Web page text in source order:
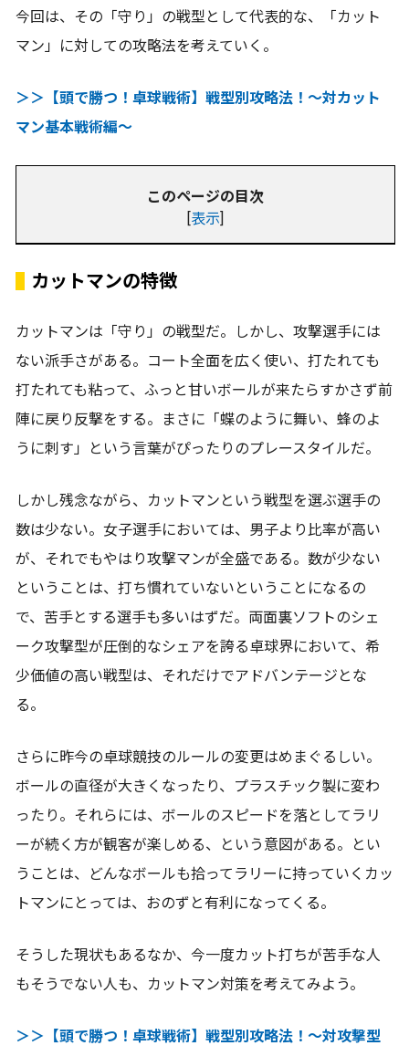
今回は、その「守り」の戦型として代表的な、「カット
マン」に対しての攻略法を考えていく。
＞＞【頭で勝つ！卓球戦術】戦型別攻略法！～対カット
マン基本戦術編～
このページの目次
[表示]
カットマンの特徴
カットマンは「守り」の戦型だ。しかし、攻撃選手には
ない派手さがある。コート全面を広く使い、打たれても
打たれても粘って、ふっと甘いボールが来たらすかさず前
陣に戻り反撃をする。まさに「蝶のように舞い、蜂のよ
うに刺す」という言葉がぴったりのプレースタイルだ。
しかし残念ながら、カットマンという戦型を選ぶ選手の
数は少ない。女子選手においては、男子より比率が高い
が、それでもやはり攻撃マンが全盛である。数が少ない
ということは、打ち慣れていないということになるの
で、苦手とする選手も多いはずだ。両面裏ソフトのシェ
ーク攻撃型が圧倒的なシェアを誇る卓球界において、希
少価値の高い戦型は、それだけでアドバンテージとな
る。
さらに昨今の卓球競技のルールの変更はめまぐるしい。
ボールの直径が大きくなったり、プラスチック製に変わ
ったり。それらには、ボールのスピードを落としてラリ
ーが続く方が観客が楽しめる、という意図がある。とい
うことは、どんなボールも拾ってラリーに持っていくカッ
トマンにとっては、おのずと有利になってくる。
そうした現状もあるなか、今一度カット打ちが苦手な人
もそうでない人も、カットマン対策を考えてみよう。
＞＞【頭で勝つ！卓球戦術】戦型別攻略法！～対攻撃型